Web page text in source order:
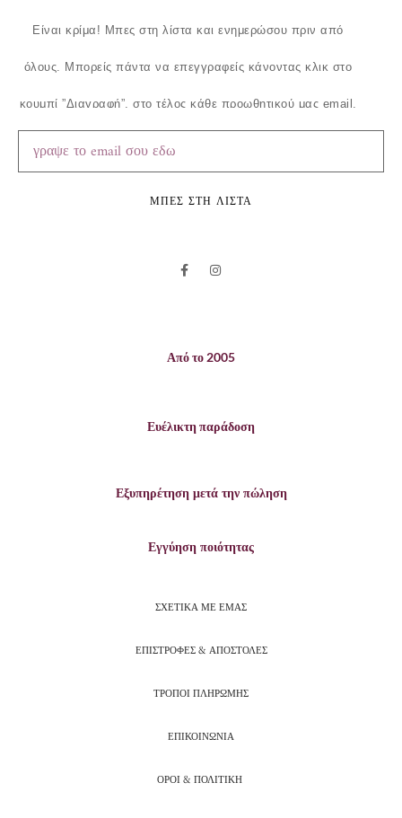
Είναι κρίμα! Μπες στη λίστα και ενημερώσου πριν από
όλους. Μπορείς πάντα να επεγγραφείς κάνοντας κλικ στο
κουμπί ”Διαγραφή”, στο τέλος κάθε προωθητικού μας email.
ΜΠΕΣ ΣΤΗ ΛΙΣΤΑ
Από το 2005
Ευέλικτη παράδοση
Εξυπηρέτηση μετά την πώληση
Εγγύηση ποιότητας
ΣΧΕΤΙΚΑ ΜΕ ΕΜΑΣ
ΕΠΙΣΤΡΟΦΕΣ & ΑΠΟΣΤΟΛΕΣ
ΤΡΟΠΟΙ ΠΛΗΡΩΜΗΣ
ΕΠΙΚΟΙΝΩΝΙΑ
ΟΡΟΙ & ΠΟΛΙΤΙΚΗ